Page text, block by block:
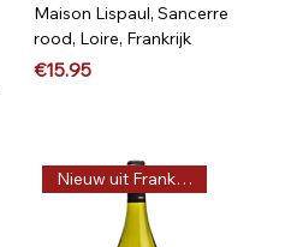
Maison Lispaul, Sancerre
rood, Loire, Frankrijk
Price
€15.95
Nieuw uit Frankrijk